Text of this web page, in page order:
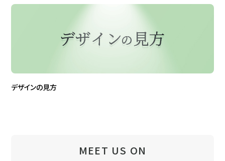
デザインの見方
MEET US ON